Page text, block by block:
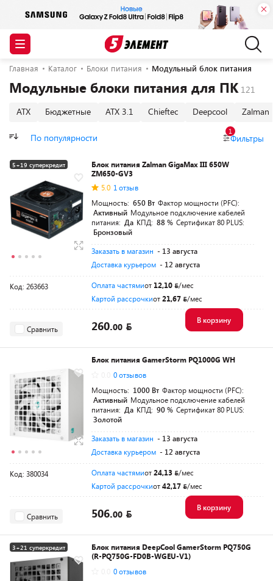
Главная Каталог Блоки питания Модульный блок питания
Модульные блоки питания для ПК
ATX Бюджетные ATX 3.1 Chieftec Deepcool Zalman
По популярности Фильтры
1
5+19 суперкредит
Разумная цена
Блок питания Zalman GigaMax III 650W
ZM650-GV3
5.0 1 отзыв
Мощность: 650 Вт Фактор мощности (PFC):
Активный Модульное подключение кабелей
питания: Да КПД: 88 % Сертификат 80 PLUS:
Бронзовый
Заказать в магазин - 13 августа
Доставка курьером - 12 августа
Код: 263663 Оплата частямиот 12,10
/мес
Картой рассрочкиот21,67 /мес
Сравнить 260.00
В корзину
Блок питания GamerStorm PQ1000G WH
0 отзывов
Мощность: 1000 Вт Фактор мощности (PFC):
Активный Модульное подключение кабелей
питания: Да КПД: 90 % Сертификат 80 PLUS:
Золотой
Заказать в магазин - 13 августа
Доставка курьером - 12 августа
Код: 380034 Оплата частямиот24,13
/мес
Картой рассрочкиот42,17 /мес
Сравнить 506.00
В корзину
3+21 суперкредит
Разумная цена
Блок питания DeepCool GamerStorm PQ750G
(R-PQ750G-FD0B-WGEU-V1)
0 отзывов